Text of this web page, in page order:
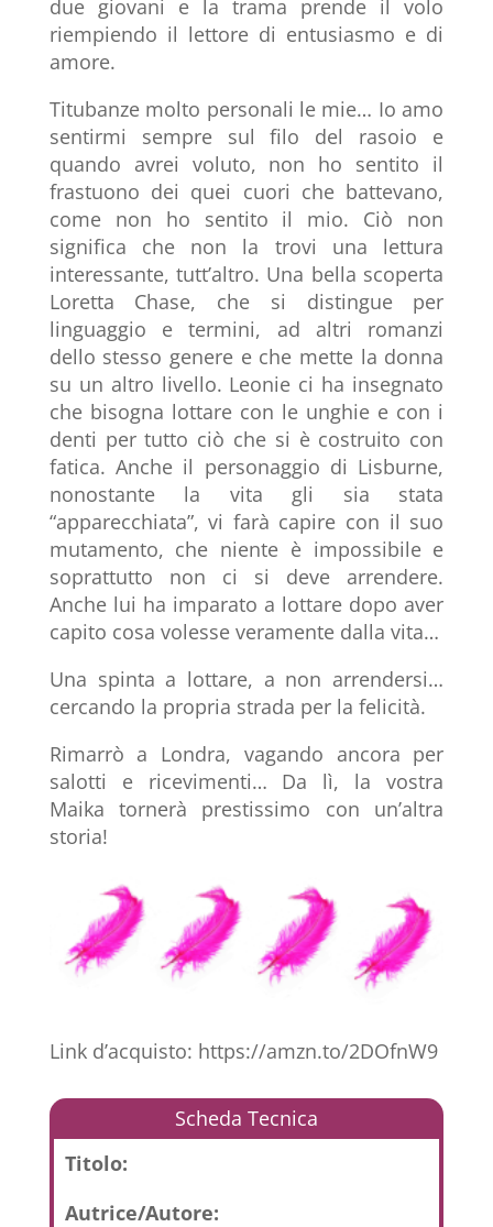
due giovani e la trama prende il volo
riempiendo il lettore di entusiasmo e di
amore.
Titubanze molto personali le mie… Io amo
sentirmi sempre sul filo del rasoio e
quando avrei voluto, non ho sentito il
frastuono dei quei cuori che battevano,
come non ho sentito il mio. Ciò non
significa che non la trovi una lettura
interessante, tutt’altro. Una bella scoperta
Loretta Chase, che si distingue per
linguaggio e termini, ad altri romanzi
dello stesso genere e che mette la donna
su un altro livello. Leonie ci ha insegnato
che bisogna lottare con le unghie e con i
denti per tutto ciò che si è costruito con
fatica. Anche il personaggio di Lisburne,
nonostante la vita gli sia stata
“apparecchiata”, vi farà capire con il suo
mutamento, che niente è impossibile e
soprattutto non ci si deve arrendere.
Anche lui ha imparato a lottare dopo aver
capito cosa volesse veramente dalla vita…
Una spinta a lottare, a non arrendersi…
cercando la propria strada per la felicità.
Rimarrò a Londra, vagando ancora per
salotti e ricevimenti… Da lì, la vostra
Maika tornerà prestissimo con un’altra
storia!
Link d’acquisto: https://amzn.to/2DOfnW9
Scheda Tecnica
Titolo:
Autrice/Autore: